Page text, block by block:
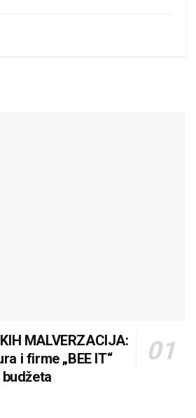
MALVERZACIJA:
i firme „BEE IT“